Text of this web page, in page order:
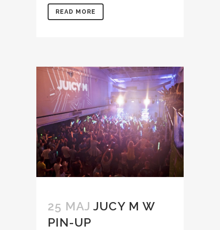
READ MORE
25 MAJ JUCY M W
PIN-UP